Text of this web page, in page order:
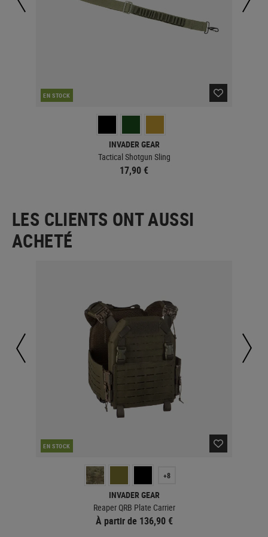
EN STOCK
INVADER GEAR
Tactical Shotgun Sling
17,90 €
LES CLIENTS ONT AUSSI
ACHETÉ
EN STOCK
+8
INVADER GEAR
Reaper QRB Plate Carrier
À partir de 136,90 €